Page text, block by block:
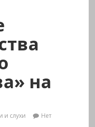
на
и слухи
Нет